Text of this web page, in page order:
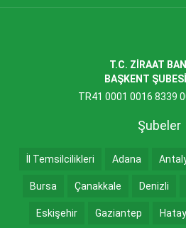
T.C. ZİRAAT
BAŞKENT
TR41 0001 0016 8339
Şubeler
İl Temsilcilikleri Adana
Bursa Çanakkale Denizli
Eskişehir Gaziantep Hatay